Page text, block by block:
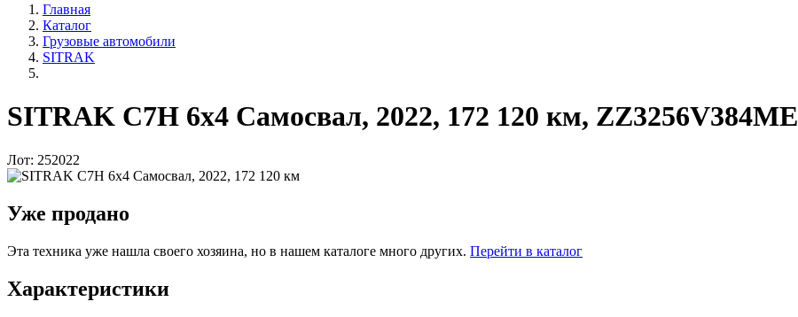
Главная
Каталог
Грузовые автомобили
SITRAK
SITRAK C7H 6x4 Самосвал, 2022, 172 120 км, ZZ3256V384ME
Лот: 252022
Уже продано
Эта техника уже нашла своего хозяина, но в нашем каталоге много других. Перейти в каталог
Характеристики